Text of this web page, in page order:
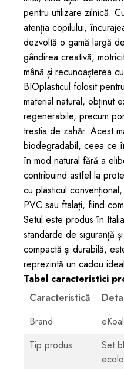
pentru utilizare zilnică.
atenția copilului,
dezvoltă o gamă largă
gândirea creativă,
mână și recunoașterea
BIOplasticul folosit
material natural, obținut
regenerabile, precum
trestia de zahăr. Acest
biodegradabil, ceea ce
în mod natural fără a
contribuind astfel la
cu plasticul
PVC sau ftalați, fiind
Setul este produs în
standarde de siguranță
compactă și durabilă,
reprezintă un cadou
Tabel caracteristici
Caracteristică
Brand
Tip produs
Set